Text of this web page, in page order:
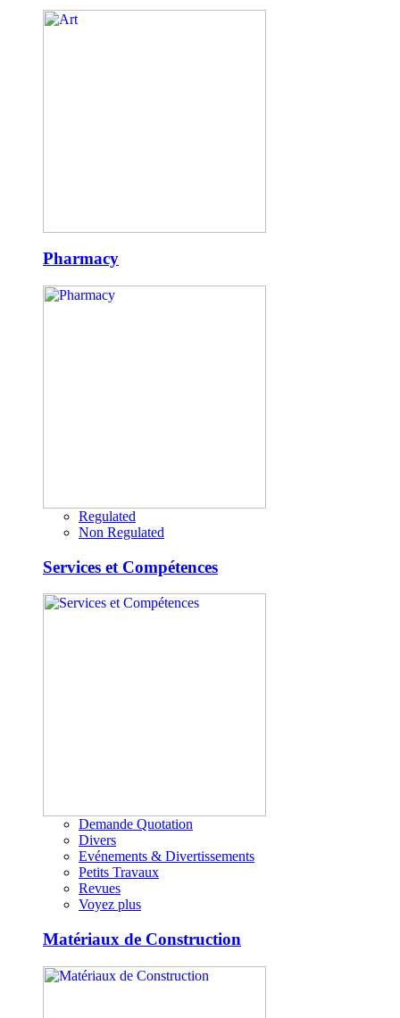
Pharmacy
Regulated
Non Regulated
Services et Compétences
Demande Quotation
Divers
Evénements & Divertissements
Petits Travaux
Revues
Voyez plus
Matériaux de Construction